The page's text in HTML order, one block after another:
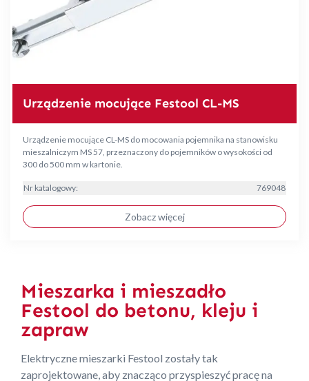
Urządzenie mocujące Festool CL-MS
Urządzenie mocujące CL-MS do mocowania pojemnika na stanowisku
mieszalniczym MS 57, przeznaczony do pojemników o wysokości od
300 do 500 mm w kartonie.
Nr katalogowy: 769048
Zobacz więcej
Mieszarka i mieszadło
Festool do betonu, kleju i
zapraw
Elektryczne mieszarki Festool zostały tak
zaprojektowane, aby znacząco przyspieszyć pracę na